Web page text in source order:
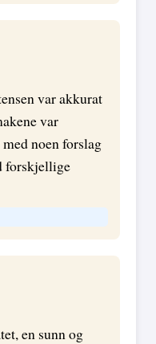
var akkurat
var
noen forslag
forskjellige
en sunn og